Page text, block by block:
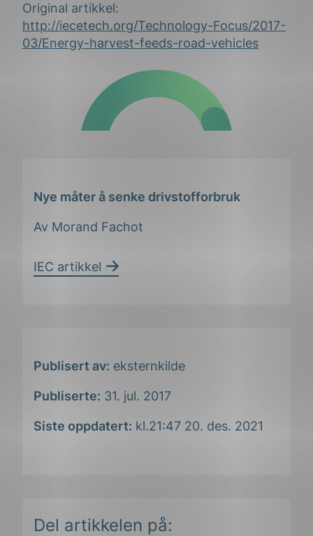
Original artikkel:
http://iecetech.org/Technology-Focus/2017-
03/Energy-harvest-feeds-road-vehicles
Nye måter å senke drivstofforbruk
Av Morand Fachot
IEC artikkel
Publisert av: eksternkilde
Publiserte: 31. jul. 2017
Siste oppdatert: kl.21:47 20. des. 2021
Del artikkelen på: